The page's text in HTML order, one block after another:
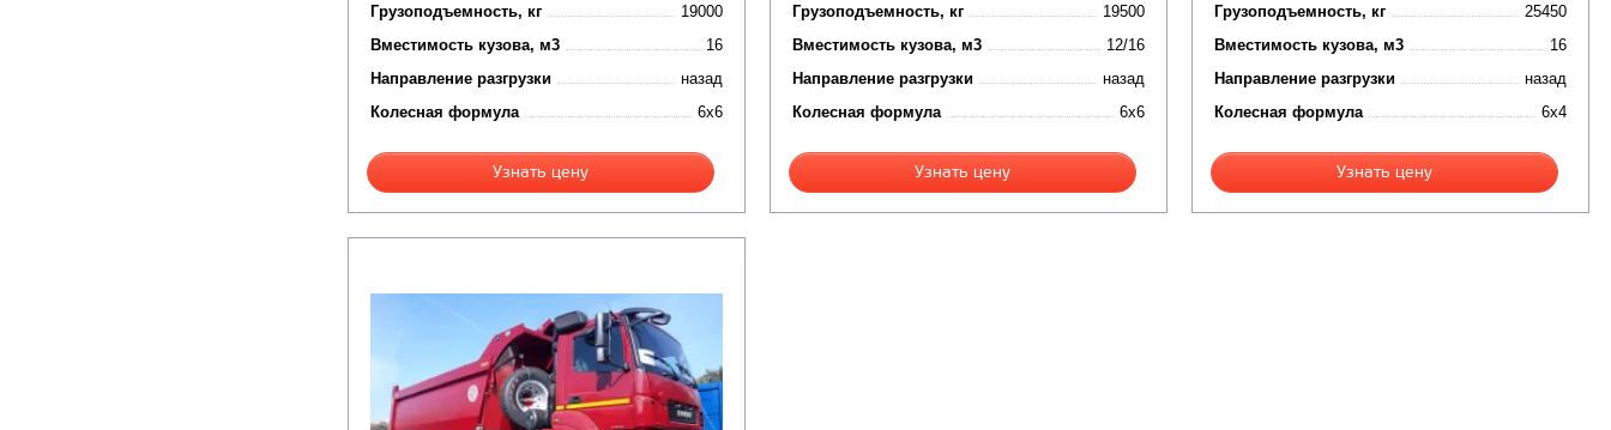
Грузоподъемность, кг
19000
Вместимость кузова, м3
16
Направление разгрузки
назад
Колесная формула
6x6
Узнать цену
Грузоподъемность, кг
19500
Вместимость кузова, м3
12/16
Направление разгрузки
назад
Колесная формула
6x6
Узнать цену
Грузоподъемность, кг
25450
Вместимость кузова, м3
16
Направление разгрузки
назад
Колесная формула
6x4
Узнать цену